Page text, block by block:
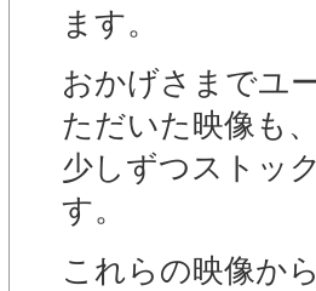
ます。
おかげさまでユ
ただいた映像も
少しずつストッ
す。
これらの映像か